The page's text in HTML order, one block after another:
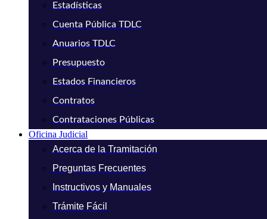
Estadísticas
Cuenta Pública TDLC
Anuarios TDLC
Presupuesto
Estados Financieros
Contratos
Contrataciones Públicas
Oficina Judicial
Acerca de la Tramitación
Preguntas Frecuentes
Instructivos y Manuales
Trámite Fácil